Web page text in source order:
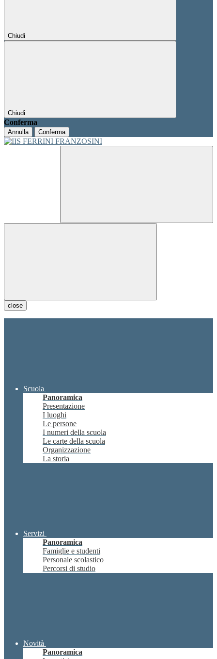
Chiudi
Chiudi
Conferma
Annulla Conferma
close
Scuola
Panoramica
Presentazione
I luoghi
Le persone
I numeri della scuola
Le carte della scuola
Organizzazione
La storia
Servizi
Panoramica
Famiglie e studenti
Personale scolastico
Percorsi di studio
Novità
Panoramica